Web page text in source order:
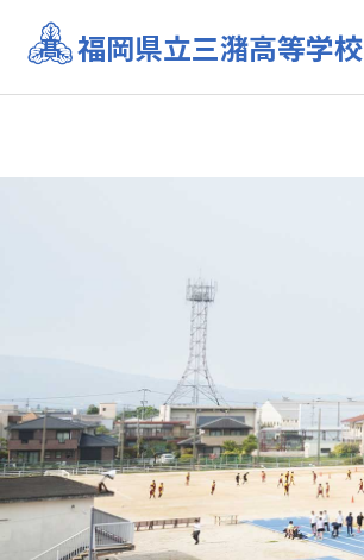
福岡県立三潴高等学校